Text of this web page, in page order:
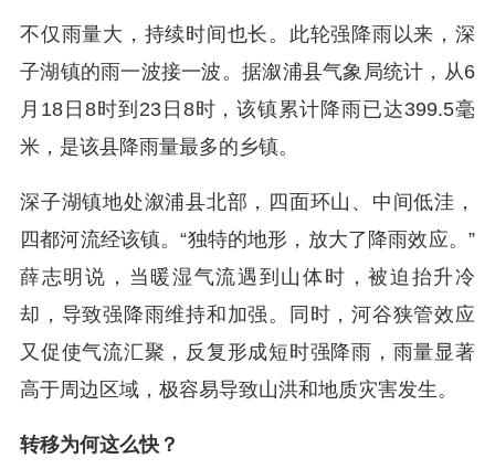
不仅雨量大，持续时间也长。此轮强降雨以来，深
子湖镇的雨一波接一波。据溆浦县气象局统计，从6
月18日8时到23日8时，该镇累计降雨已达399.5毫
米，是该县降雨量最多的乡镇。
深子湖镇地处溆浦县北部，四面环山、中间低洼，
四都河流经该镇。“独特的地形，放大了降雨效应。”
薛志明说，当暖湿气流遇到山体时，被迫抬升冷
却，导致强降雨维持和加强。同时，河谷狭管效应
又促使气流汇聚，反复形成短时强降雨，雨量显著
高于周边区域，极容易导致山洪和地质灾害发生。
转移为何这么快？